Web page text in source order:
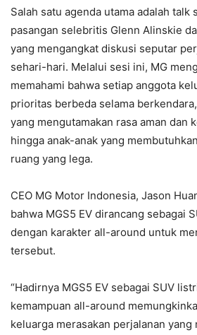
Salah satu agenda utama adalah talk
pasangan selebritis Glenn Alinskie
yang mengangkat diskusi seputar
sehari-hari. Melalui sesi ini, MG
memahami bahwa setiap anggota
prioritas berbeda selama
yang mengutamakan rasa aman dan
hingga anak-anak yang
ruang yang lega.
CEO MG Motor Indonesia, Jason
bahwa MGS5 EV dirancang sebagai
dengan karakter all-around untuk
tersebut.
“Hadirnya MGS5 EV sebagai SUV
kemampuan all-around
keluarga merasakan perjalanan yang